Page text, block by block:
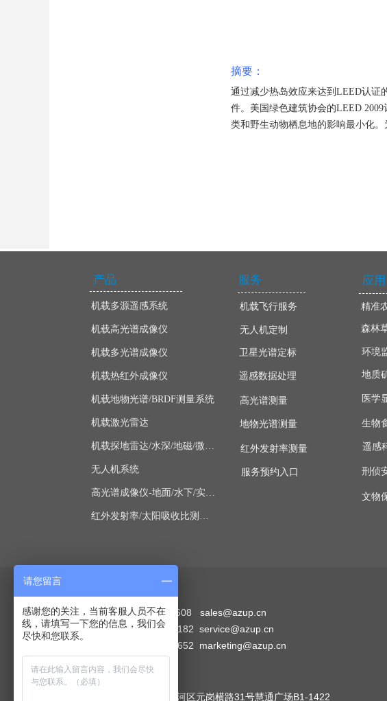
通过减少热岛效应来达到LEED认证
件。美国绿色建筑协会的LEED
类和野生动物栖息地的影响最小化
摘要：
服务 应用
机载多源遥感系统
机载高光谱成像仪
机载多光谱成像仪
机载热红外成像仪
机载地物光谱/BRDF测量系统
机载激光雷达
机载探地雷达/水深/地磁/微波/SAR
无人机系统
高光谱成像仪-地面/水下/实验室显微
红外发射率/太阳吸收比测量仪
产品
服务预约入口
机载飞行服务
无人机定制
卫星光谱定标
遥感数据处理
高光谱测量
地物光谱测量
红外发射率测量
精准
森林
环境
地质
医学
生物
遥感
刑侦
文物
广州
公司地址：广州市天河区元岗横路31号慧通广场B1-1422
销售部：4006-507-608 sales@azup.cn
技术部：010-62111182 service@azup.cn
市场部：010-62112652 marketing@azup.cn
请您留言
感谢您的关注，当前客服人员不在
线，请填写一下您的信息，我们会
尽快和您联系。